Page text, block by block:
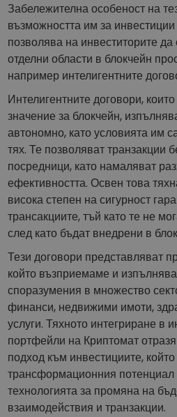
Забележителна особеност на
възможността им за инвестиции
позволява на инвеститорите
отделни области в блокчейн
например интелигентните
Интелигентните договори,
значение за блокчейн,
автономно, като условията им
тях. Те позволяват транзакции
посредници, като намаляват
ефективността. Освен това
висока степен на сигурност
трансакциите, тъй като те не
след като бъдат внедрени в
Тези договори представляват
който възприемаме и
споразумения в множество
финанси, недвижими имоти,
услуги. Тяхното интегриране в
портфейли на Криптомат
подход към инвестициите,
трансформационния потенциал
технологията за промяна на
взаимодействия и транзакции.